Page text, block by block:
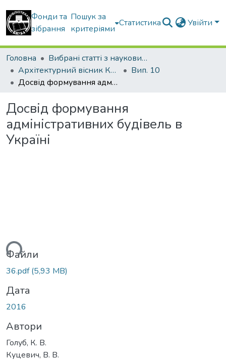
Фонди та
зібрання
Пошук за
критеріями
Статистика Увійти
Головна
Вибрані статті з наукових збірників КНУБА
Архітектурний вісник КНУБА
Вип. 10
Досвід формування адміністративних будівель в Україні
Досвід формування
адміністративних будівель в
Україні
Файли
36.pdf(5,93 MB)
Дата
2016
Автори
Голуб, К. В.
Куцевич, В. В.